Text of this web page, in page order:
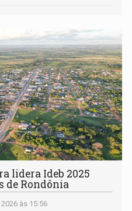
lidera Ideb 2025
de Rondônia
às 15:56